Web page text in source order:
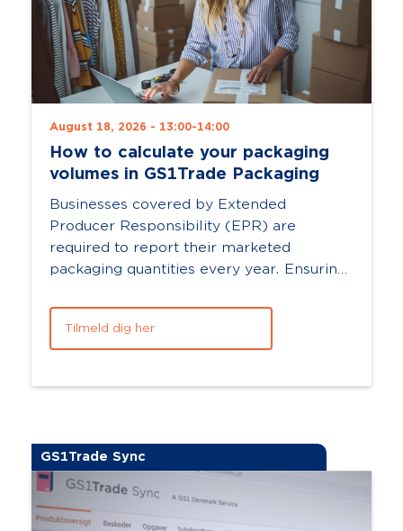
August 18, 2026 - 13:00-14:00
How to calculate your packaging
volumes in GS1Trade Packaging
Businesses covered by Extended
Producer Responsibility (EPR) are
required to report their marketed
packaging quantities every year. Ensuring
complete and accurate ...
Tilmeld dig her
GS1Trade Sync